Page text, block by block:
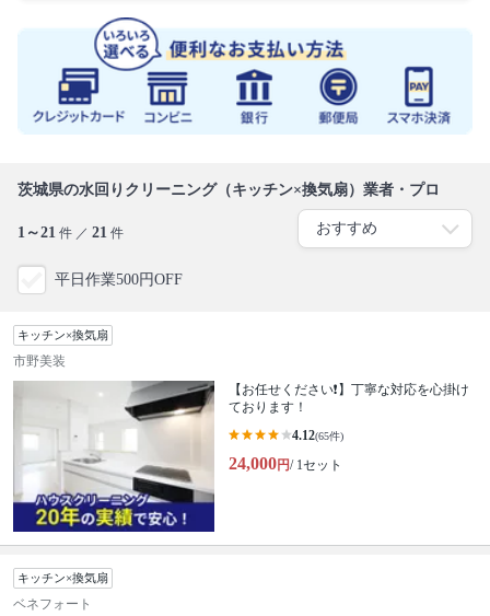
茨城県の水回りクリーニング（キッチン×換気扇）業者・プロ
1～21 件 ／ 21 件
平日作業500円OFF
キッチン×換気扇
市野美装
【お任せください❗️】丁寧な対応を心掛け
ております！
4.12(65件)
24,000円/ 1セット
キッチン×換気扇
ベネフォート